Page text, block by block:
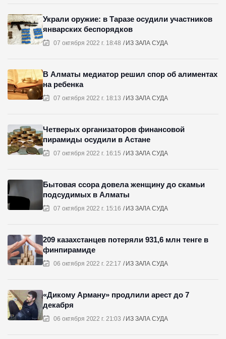
07 октября 2022 г. 18:48 ИЗ ЗАЛА СУДА
Украли оружие: в Таразе осудили участников
январских беспорядков
07 октября 2022 г. 18:13 ИЗ ЗАЛА СУДА
В Алматы медиатор решил спор об алиментах
на ребенка
07 октября 2022 г. 16:15 ИЗ ЗАЛА СУДА
Четверых организаторов финансовой
пирамиды осудили в Астане
07 октября 2022 г. 15:16 ИЗ ЗАЛА СУДА
Бытовая ссора довела женщину до скамьи
подсудимых в Алматы
06 октября 2022 г. 22:17 ИЗ ЗАЛА СУДА
209 казахстанцев потеряли 931,6 млн тенге в
финпирамиде
06 октября 2022 г. 21:03 ИЗ ЗАЛА СУДА
«Дикому Арману» продлили арест до 7
декабря